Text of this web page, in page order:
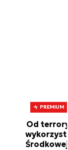
PREMIUM
Od
Środkowej